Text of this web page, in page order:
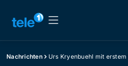
Nachrichten Urs Kryenbuehl mit